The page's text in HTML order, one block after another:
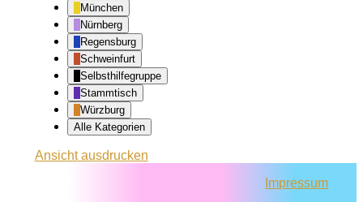
München
Nürnberg
Regensburg
Schweinfurt
Selbsthilfegruppe
Stammtisch
Würzburg
Alle Kategorien
Ansichtausdrucken
Impressum